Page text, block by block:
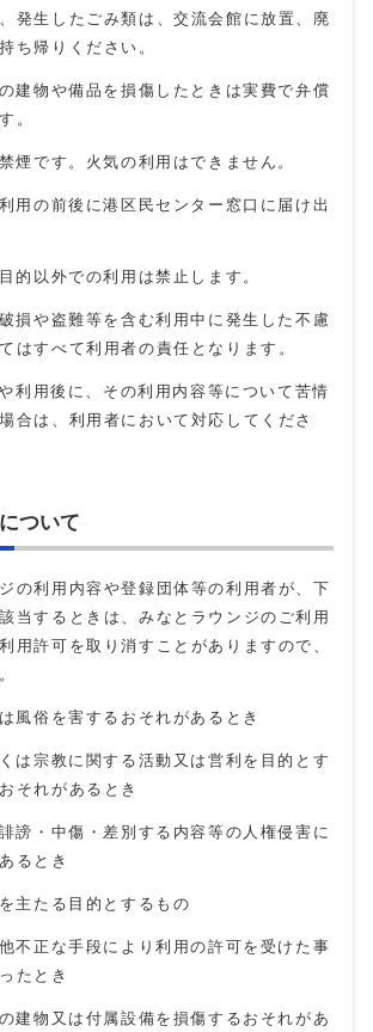
発生したごみ類は、交流会館に放置、廃
ち帰りください。
建物や備品を損傷したときは実費で弁償
。
煙です。火気の利用はできません。
用の前後に港区民センター窓口に届け出
的以外での利用は禁止します。
損や盗難等を含む利用中に発生した不慮
はすべて利用者の責任となります。
利用後に、その利用内容等について苦情
合は、利用者において対応してくださ
ついて
の利用内容や登録団体等の利用者が、下
当するときは、みなとラウンジのご利用
用許可を取り消すことがありますので、
風俗を害するおそれがあるとき
は宗教に関する活動又は営利を目的とす
それがあるとき
謗・中傷・差別する内容等の人権侵害に
るとき
主たる目的とするもの
不正な手段により利用の許可を受けた事
たとき
建物又は付属設備を損傷するおそれがあ